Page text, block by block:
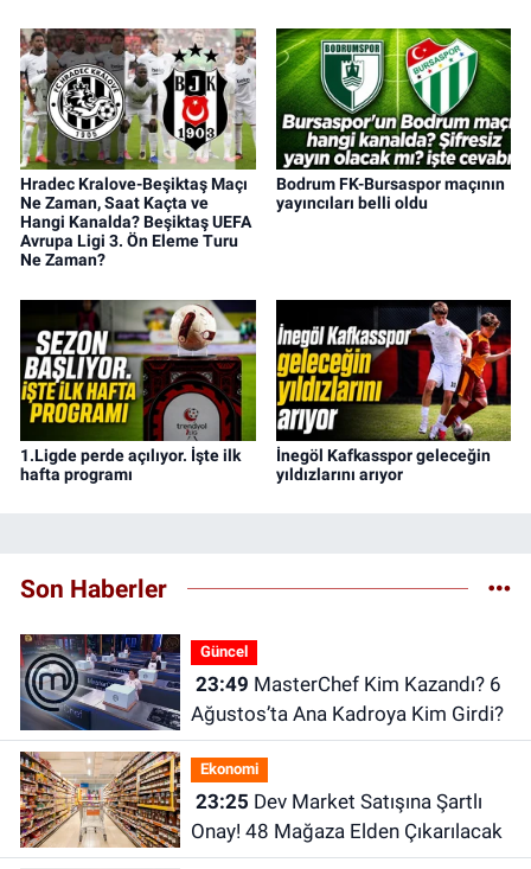
Hradec Kralove-Beşiktaş Maçı
Ne Zaman, Saat Kaçta ve
Hangi Kanalda? Beşiktaş UEFA
Avrupa Ligi 3. Ön Eleme Turu
Ne Zaman?
Bodrum FK-Bursaspor maçının
yayıncıları belli oldu
1.Ligde perde açılıyor. İşte ilk
hafta programı
İnegöl Kafkasspor geleceğin
yıldızlarını arıyor
Son Haberler
Güncel
23:49
Ağustos’ta Ana Kadroya Kim Girdi?
Ekonomi
23:25
Onay! 48 Mağaza Elden Çıkarılacak